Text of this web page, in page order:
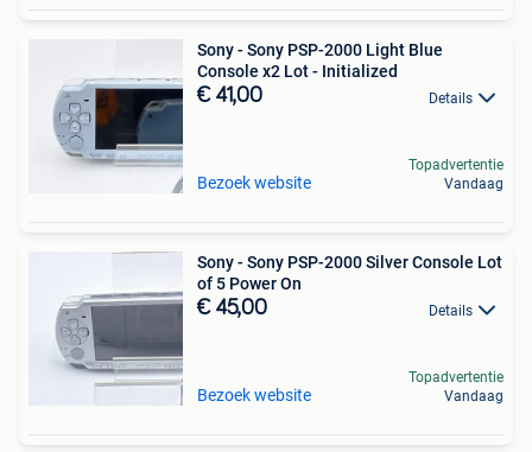
Sony - Sony PSP-2000 Light Blue
Console x2 Lot - Initialized
€ 41,00 Details
Bezoek website
Topadvertentie
Vandaag
Sony - Sony PSP-2000 Silver Console Lot
of 5 Power On
€ 45,00 Details
Bezoek website
Topadvertentie
Vandaag